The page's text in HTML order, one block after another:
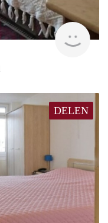
DELEN